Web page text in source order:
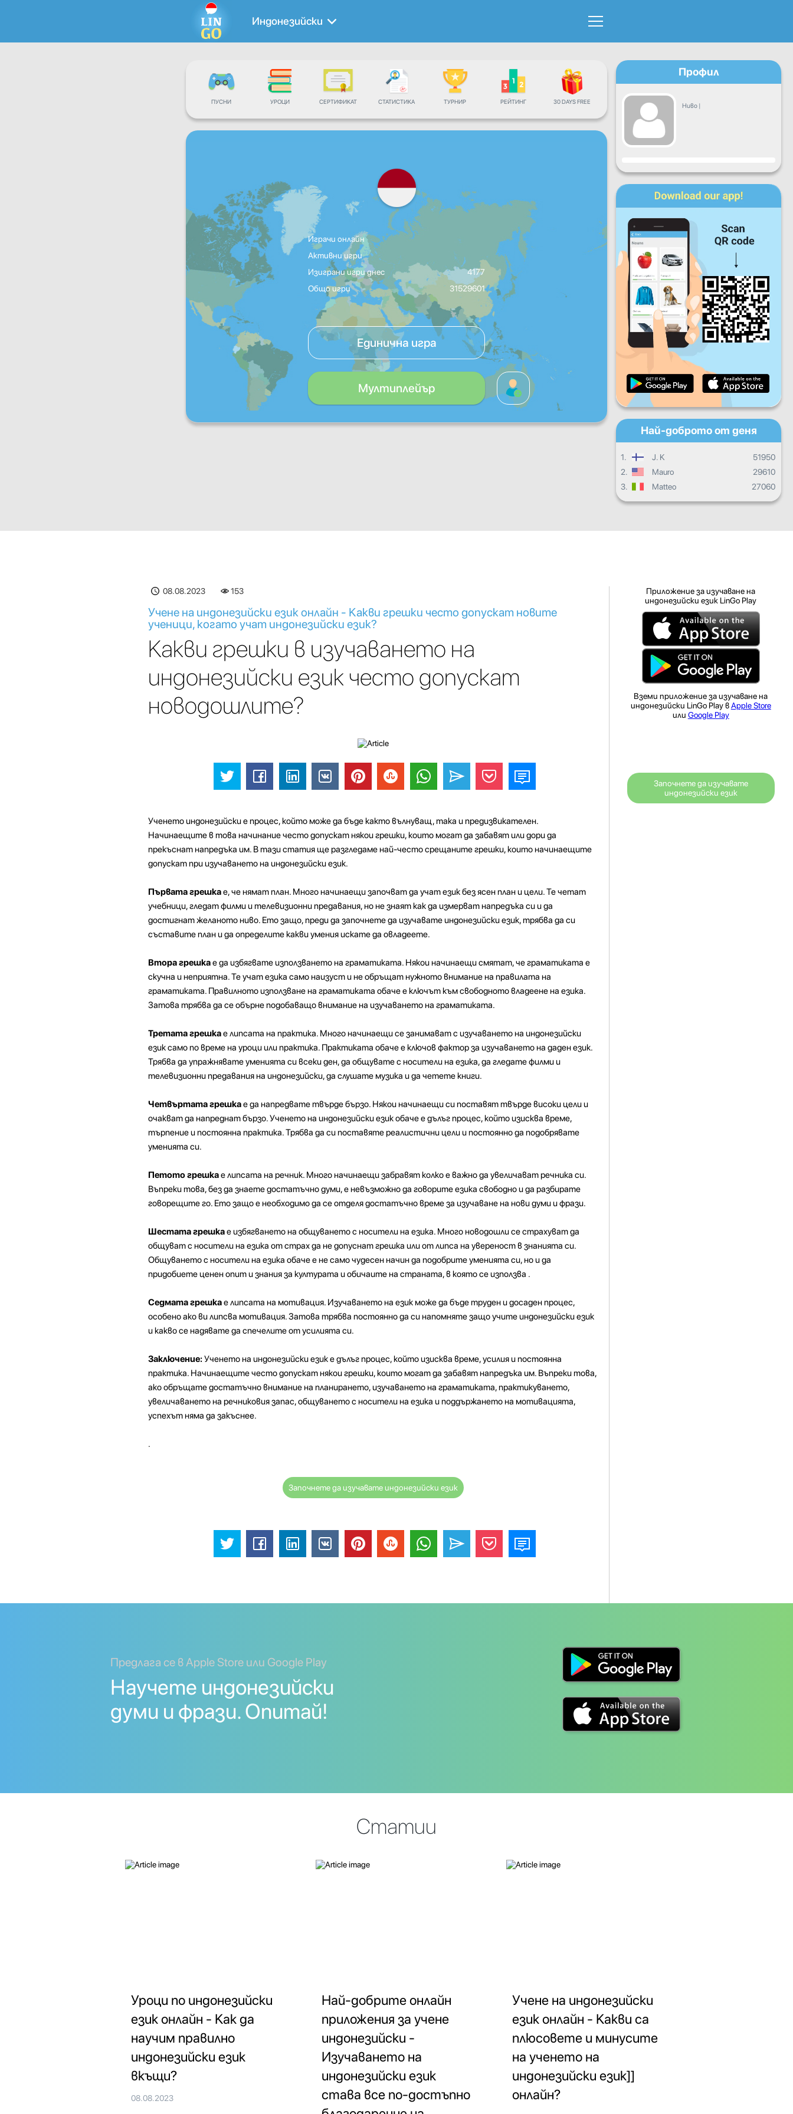
Индонезийски
ПУСНИ УРОЦИ СЕРТИФИКАТ СТАТИСТИКА ТУРНИР РЕЙТИНГ 30 DAYS FREE
Играчи онлайн
Активни игри
Изиграни игри днес
4177
Общо игри
31529601
Единична игра
Мултиплейър
Профил
Ниво |
Прогрес
Пон Сря Чет
Съб Нед
Дневен прогрес
Месечен прогрес
Общ прогрес
Най-доброто от деня
1. J. K
51950
2.
Mauro
29610
3.
Matteo 27060
08.08.2023 153
Учене на индонезийски език онлайн - Какви грешки често допускат новите
ученици, когато учат индонезийски език?
Какви грешки в изучаването на
индонезийски език често допускат
новодошлите?
Ученето индонезийски е процес, който може да бъде както вълнуващ, така и предизвикателен.
Начинаещите в това начинание често допускат някои грешки, които могат да забавят или дори да
прекъснат напредъка им. В тази статия ще разгледаме най-често срещаните грешки, които начинаещите
допускат при изучаването на индонезийски език.
Първата грешкае, че нямат план. Много начинаещи започват да учат език без ясен план и цели. Те четат
учебници, гледат филми и телевизионни предавания, но не знаят как да измерват напредъка си и да
достигнат желаното ниво. Ето защо, преди да започнете да изучавате индонезийски език, трябва да си
съставите план и да определите какви умения искате да овладеете.
Втора грешкае да избягвате използването на граматиката. Някои начинаещи смятат, че граматиката е
скучна и неприятна. Те учат езика само наизуст и не обръщат нужното внимание на правилата на
граматиката. Правилното използване на граматиката обаче е ключът към свободното владеене на езика.
Затова трябва да се обърне подобаващо внимание на изучаването на граматиката.
Третата грешкае липсата на практика. Много начинаещи се занимават с изучаването на индонезийски
език само по време на уроци или практика. Практиката обаче е ключов фактор за изучаването на даден език.
Трябва да упражнявате уменията си всеки ден, да общувате с носители на езика, да гледате филми и
телевизионни предавания на индонезийски, да слушате музика и да четете книги.
Четвъртата грешкае да напредвате твърде бързо. Някои начинаещи си поставят твърде високи цели и
очакват да напреднат бързо. Ученето на индонезийски език обаче е дълъг процес, който изисква време,
търпение и постоянна практика. Трябва да си поставяте реалистични цели и постоянно да подобрявате
уменията си.
Петото грешкае липсата на речник. Много начинаещи забравят колко е важно да увеличават речника си.
Въпреки това, без да знаете достатъчно думи, е невъзможно да говорите езика свободно и да разбирате
говорещите го. Ето защо е необходимо да се отделя достатъчно време за изучаване на нови думи и фрази.
Шестата грешкае избягването на общуването с носители на езика. Много новодошли се страхуват да
общуват с носители на езика от страх да не допуснат грешка или от липса на увереност в знанията си.
Общуването с носители на езика обаче е не само чудесен начин да подобрите уменията си, но и да
придобиете ценен опит и знания за културата и обичаите на страната, в която се използва .
Седмата грешкае липсата на мотивация. Изучаването на език може да бъде труден и досаден процес,
особено ако ви липсва мотивация. Затова трябва постоянно да си напомняте защо учите индонезийски език
и какво се надявате да спечелите от усилията си.
Заключение:Ученето на индонезийски език е дълъг процес, който изисква време, усилия и постоянна
практика. Начинаещите често допускат някои грешки, които могат да забавят напредъка им. Въпреки това,
ако обръщате достатъчно внимание на планирането, изучаването на граматиката, практикуването,
увеличаването на речниковия запас, общуването с носители на езика и поддържането на мотивацията,
успехът няма да закъснее.
.
Започнете да изучавате индонезийски език
Приложение за изучаване на
индонезийски език LinGo Play
Вземи приложение за изучаване на
индонезийски LinGo Play вApple Store
или Google Play
Започнете да изучавате
индонезийски език
Предлага се в Apple Store или Google Play
Научете индонезийски
думи и фрази. Опитай!
Статии
Уроци по индонезийски
език онлайн - Как да
научим правилно
индонезийски език
вкъщи?
08.08.2023
Най-добрите онлайн
приложения за учене
индонезийски -
Изучаването на
индонезийски език
става все по-достъпно
Учене на индонезийски
език онлайн - Какви са
плюсовете и минусите
на ученето на
индонезийски език]]
онлайн?